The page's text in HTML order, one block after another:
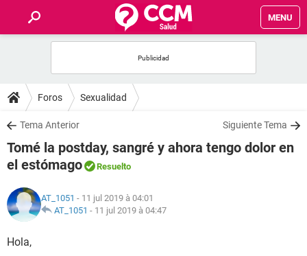
MENU
FORUMS
SALUD
FAMILIA
NUTRICIÓN
Foros Sexualidad
Tema Anterior Siguiente Tema
Tomé la postday, sangré y ahora tengo dolor en
el estómago
Resuelto
AT_1051 - 11 jul 2019 à 04:01
AT_1051 - 11 jul 2019 à 04:47
Hola,